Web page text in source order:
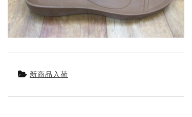
新商品入荷